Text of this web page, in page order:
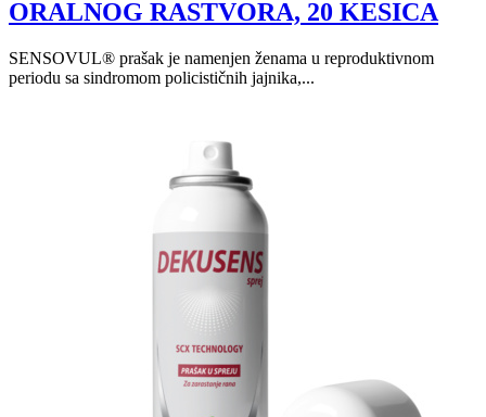
ORALNOG RASTVORA, 20 KESICA
SENSOVUL® prašak je namenjen ženama u reproduktivnom
periodu sa sindromom policističnih jajnika,...